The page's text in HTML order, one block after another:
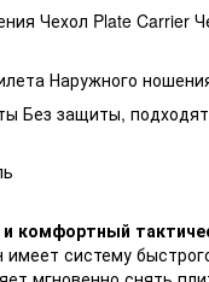
Чехол Plate Carrier
Наружного
Без защиты,
комфортный
имеет систему